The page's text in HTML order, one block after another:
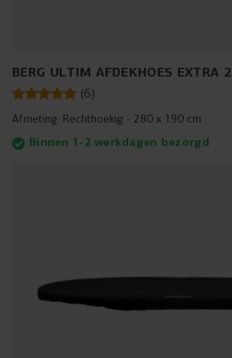
BERG ULTIM AFDEKHOES EXTRA
(6)
Afmeting: Rechthoekig - 280 x 190 cm
Binnen 1-2 werkdagen bezorgd